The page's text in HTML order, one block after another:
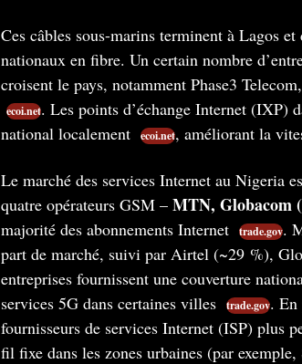
Ces câbles sous-marins terminent à Lagos
nationaux en fibre. Un certain nombre
croisent le pays, notamment Phase3
ecoi.net. Les points d’échange Internet (IXP)
national localement​
ecoi.net, améliorant la
Le marché des services Internet au Nigeria
quatre opérateurs GSM – MTN, Globacom
majorité des abonnements Internet​
trade.gov.
part de marché, suivi par Airtel (~29 %),
entreprises fournissent une couverture
services 5G dans certaines villes​
trade.gov. En
fournisseurs de services Internet (ISP) plus
fil fixe dans les zones urbaines (par